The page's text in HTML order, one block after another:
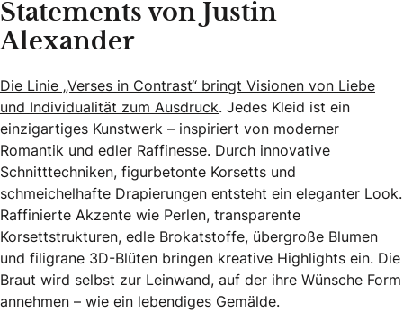
Statements von Justin
Alexander
Die Linie „Verses in Contrast“ bringt Visionen von Liebe
und Individualität zum Ausdruck. Jedes Kleid ist ein
einzigartiges Kunstwerk – inspiriert von moderner
Romantik und edler Raffinesse. Durch innovative
Schnitttechniken, figurbetonte Korsetts und
schmeichelhafte Drapierungen entsteht ein eleganter Look.
Raffinierte Akzente wie Perlen, transparente
Korsettstrukturen, edle Brokatstoffe, übergroße Blumen
und filigrane 3D-Blüten bringen kreative Highlights ein. Die
Braut wird selbst zur Leinwand, auf der ihre Wünsche Form
annehmen – wie ein lebendiges Gemälde.